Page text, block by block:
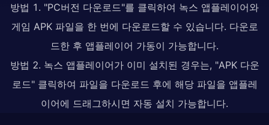
방법 1. "PC버전 다운로드"를 클릭하여 녹스 앱플레이어와
게임 APK 파일을 한 번에 다운로드할 수 있습니다. 다운로
드한 후 앱플레이어 가동이 가능합니다.
방법 2. 녹스 앱플레이어가 이미 설치된 경우는, "APK 다운
로드" 클릭하여 파일을 다운로드 후에 해당 파일을 앱플레
이어에 드래그하시면 자동 설치 가능합니다.